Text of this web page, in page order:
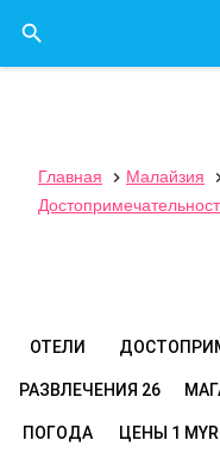

Главная  Малайзия
ОТЕЛИ
РАЗВЛЕЧЕНИЯ 26
ПОГОДА ЦЕНЫ 1